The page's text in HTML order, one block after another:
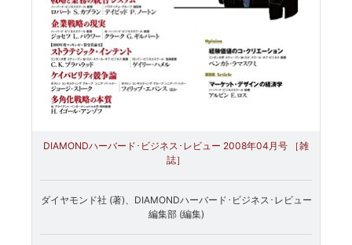
DIAMONDハーバード･ビジネス･レビュー 2008年04月号 ［雑
誌］
ダイヤモンド社 (著)、DIAMONDハーバード･ビジネス･レビュー
編集部 (編集)